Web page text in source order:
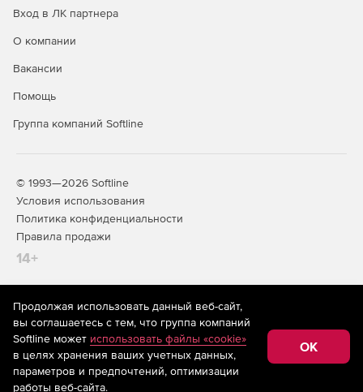
Вход в ЛК партнера
О компании
Вакансии
Помощь
Группа компаний Softline
© 1993—2026 Softline
Условия использования
Политика конфиденциальности
Правила продажи
14+
На информационном ресурсе store.softline.ru применяются
рекомендательные технологии(информационные технологии
предоставления информации на основе сбора,
систематизации и анализа сведений, относящихся к
предпочтениям пользователей сети «Интернет»,
находящихся на территории Российской Федерации)
Продолжая использовать данный веб-сайт,
вы соглашаетесь с тем, что группа компаний
Softline может использовать файлы «cookie»
в целях хранения ваших учетных данных,
параметров и предпочтений, оптимизации
работы веб-сайта.
OK